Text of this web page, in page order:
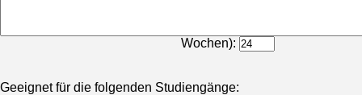
Wochen):
Geeignet für die folgenden Studiengänge: